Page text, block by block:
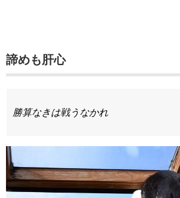
諦めも肝心
勝算なきは戦うなかれ